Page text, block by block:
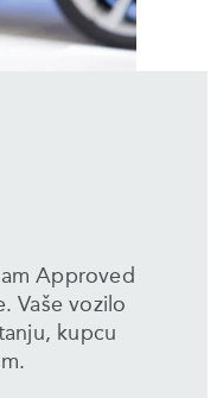
Approved
Vaše vozilo
kupcu